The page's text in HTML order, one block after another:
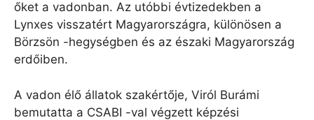
őket a vadonban. Az utóbbi évtizedekben a
Lynxes visszatért Magyarországra, különösen a
Börzsön -hegységben és az északi Magyarország
erdőiben.
A vadon élő állatok szakértője, Viról Burámi
bemutatta a CSABI -val végzett képzési